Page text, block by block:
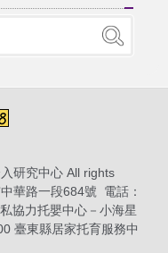
研究中心 All rights
華路一段684號 電話：
協力托嬰中心－小海星
臺東縣居家托育服務中